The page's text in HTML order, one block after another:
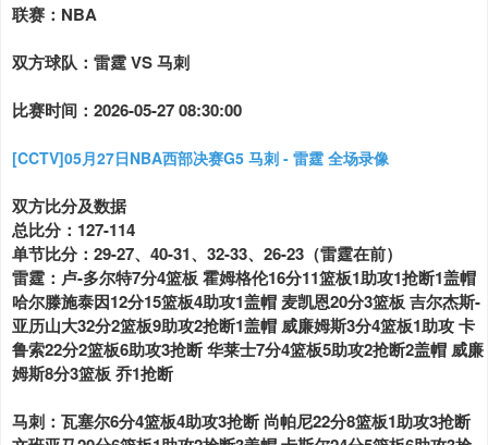
联赛： NBA
双方球队： 雷霆 VS 马刺
比赛时间： 2026-05-27 08:30:00
[CCTV]05月27日NBA西部决赛G5 马刺 - 雷霆 全场录像
双方比分及数据
总比分：127-114
单节比分：29-27、40-31、32-33、26-23（雷霆在前）
雷霆：卢-多尔特7分4篮板 霍姆格伦16分11篮板1助攻1抢断1盖帽
哈尔滕施泰因12分15篮板4助攻1盖帽 麦凯恩20分3篮板 吉尔杰斯-
亚历山大32分2篮板9助攻2抢断1盖帽 威廉姆斯3分4篮板1助攻 卡
鲁索22分2篮板6助攻3抢断 华莱士7分4篮板5助攻2抢断2盖帽 威廉
姆斯8分3篮板 乔1抢断
马刺：瓦塞尔6分4篮板4助攻3抢断 尚帕尼22分8篮板1助攻3抢断